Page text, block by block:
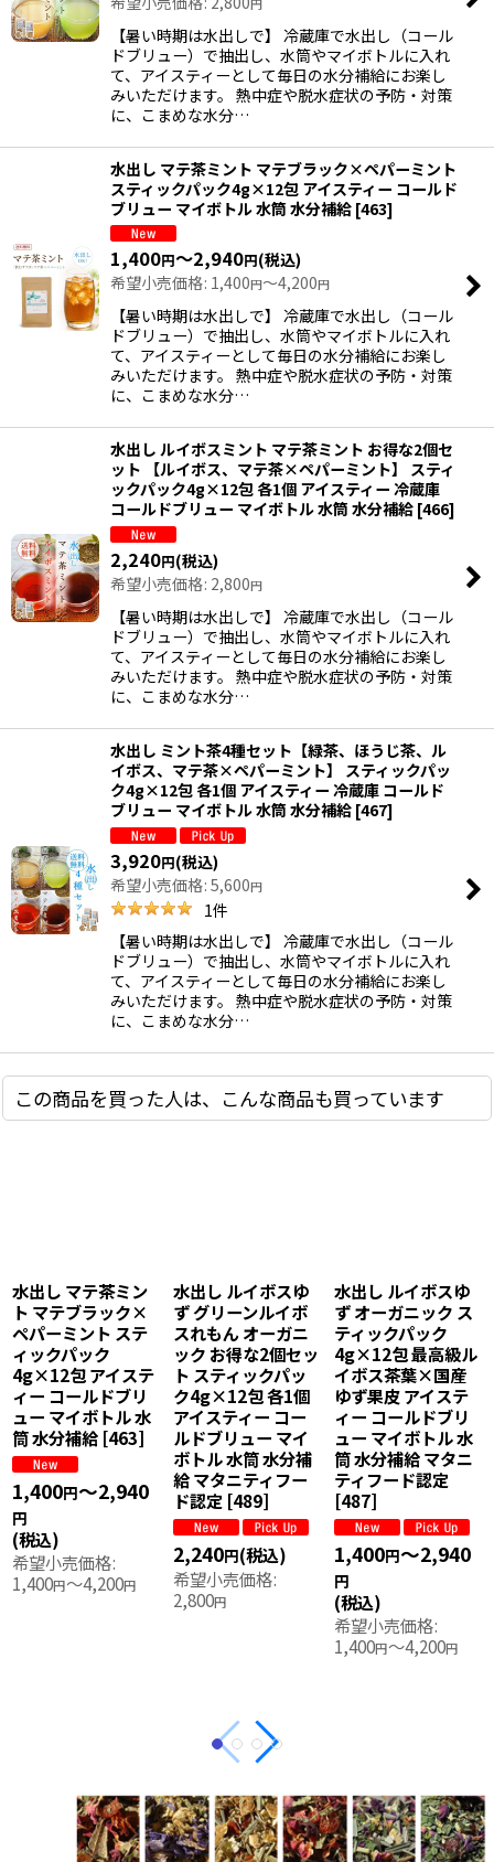
【暑い時期は水出しで】 冷蔵庫で水出し（コール
ドブリュー）で抽出し、水筒やマイボトルに入れ
て、アイスティーとして毎日の水分補給にお楽し
みいただけます。 熱中症や脱水症状の予防・対策
に、こまめな水分…
水出し マテ茶ミント マテブラック×ペパーミント
スティックパック4g×12包 アイスティー コールド
ブリュー マイボトル 水筒 水分補給 [463]
1,400円～2,940円(税込)
希望小売価格: 1,400円～4,200円
【暑い時期は水出しで】 冷蔵庫で水出し（コール
ドブリュー）で抽出し、水筒やマイボトルに入れ
て、アイスティーとして毎日の水分補給にお楽し
みいただけます。 熱中症や脱水症状の予防・対策
に、こまめな水分…
水出し ルイボスミント マテ茶ミント お得な2個セ
ット 【ルイボス、マテ茶×ペパーミント】 スティ
ックパック4g×12包 各1個 アイスティー 冷蔵庫
コールドブリュー マイボトル 水筒 水分補給 [466]
2,240円(税込)
希望小売価格: 2,800円
【暑い時期は水出しで】 冷蔵庫で水出し（コール
ドブリュー）で抽出し、水筒やマイボトルに入れ
て、アイスティーとして毎日の水分補給にお楽し
みいただけます。 熱中症や脱水症状の予防・対策
に、こまめな水分…
水出し ミント茶4種セット【緑茶、ほうじ茶、ル
イボス、マテ茶×ペパーミント】 スティックパッ
ク4g×12包 各1個 アイスティー 冷蔵庫 コールド
ブリュー マイボトル 水筒 水分補給 [467]
3,920円(税込)
希望小売価格: 5,600円
1件
【暑い時期は水出しで】 冷蔵庫で水出し（コール
ドブリュー）で抽出し、水筒やマイボトルに入れ
て、アイスティーとして毎日の水分補給にお楽し
みいただけます。 熱中症や脱水症状の予防・対策
に、こまめな水分…
この商品を買った人は、こんな商品も買っています
水出し ほうじ茶ミ
ント ほうじ茶×ペ
パーミント スティ
ックパック4g×12
包 三重県産 伊勢茶
の新茶使用 アイス
ティー コールドブ
リュー マイボトル
水筒 水分補給
[421]
1,400 ～2,940
円
(税込)
希望小売価格:
水出し ルイボスミ
ント マテ茶ミント
お得な2個セット
【ルイボス、マテ
茶×ペパーミン
ト】 スティックパ
ック4g×12包 各1
個 アイスティー 冷
蔵庫 コールドブリ
ュー マイボトル 水
筒 水分補給[
2,240円(税込)
希望小売価格:
2,800円
水出し ミント茶4種
セット【緑茶、ほ
うじ茶、ルイボ
ス、マテ茶×ペパ
ーミント】 スティ
ックパック4g×12
包 各1個 アイスティ
ー 冷蔵庫 コールド
ブリュー マイボト
ル 水筒 水分補給
[467]
3,920円(税込)
希望小売価格
5,600円